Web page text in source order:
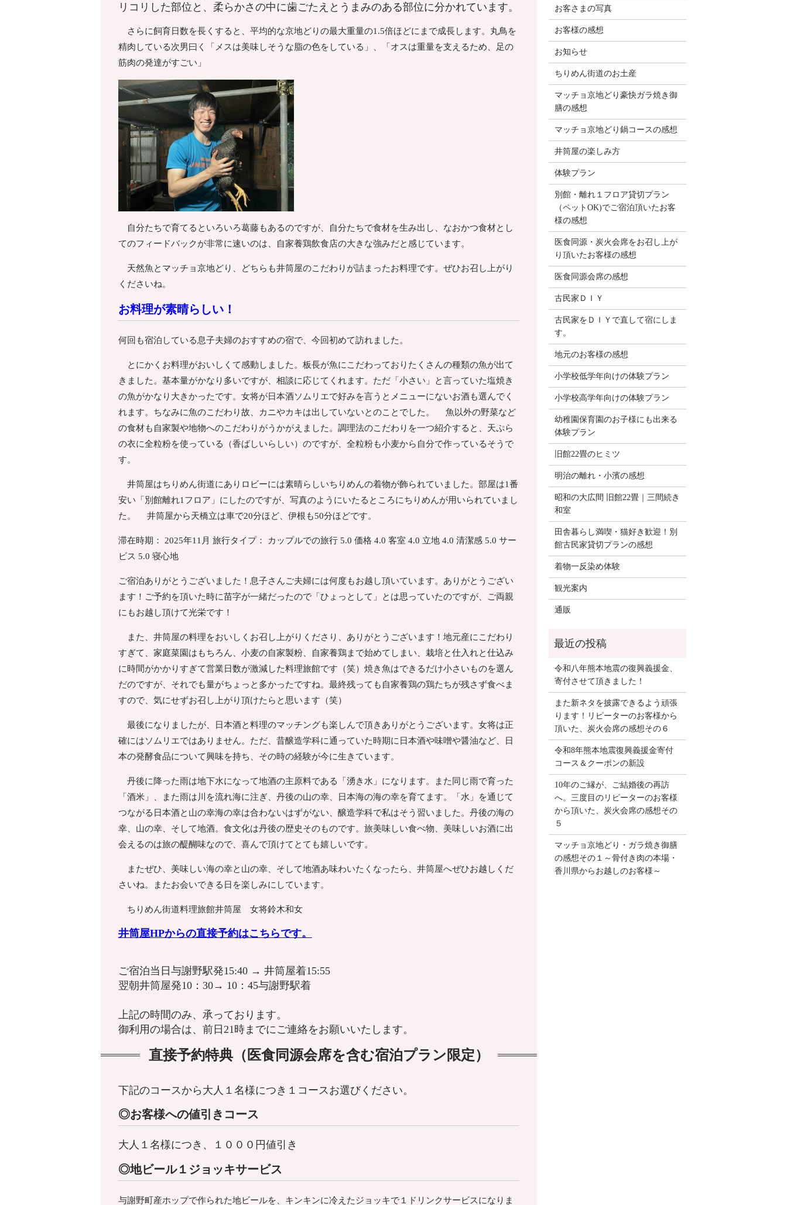
リコリした部位と、柔らかさの中に歯ごたえとうまみのある部位に分かれています。
さらに飼育日数を長くすると、平均的な京地どりの最大重量の1.5倍ほどにまで成長します。丸鳥を
精肉している次男曰く「メスは美味しそうな脂の色をしている」、「オスは重量を支えるため、足の
筋肉の発達がすごい」
自分たちで育てるといろいろ葛藤もあるのですが、自分たちで食材を生み出し、なおかつ食材とし
てのフィードバックが非常に速いのは、自家養鶏飲食店の大きな強みだと感じています。
天然魚とマッチョ京地どり、どちらも井筒屋のこだわりが詰まったお料理です。ぜひお召し上がり
くださいね。
お料理が素晴らしい！
何回も宿泊している息子夫婦のおすすめの宿で、今回初めて訪れました。
とにかくお料理がおいしくて感動しました。板長が魚にこだわっておりたくさんの種類の魚が出て
きました。基本量がかなり多いですが、相談に応じてくれます。ただ「小さい」と言っていた塩焼き
の魚がかなり大きかったです。女将が日本酒ソムリエで好みを言うとメニューにないお酒も選んでく
れます。ちなみに魚のこだわり故、カニやカキは出していないとのことでした。 魚以外の野菜など
の食材も自家製や地物へのこだわりがうかがえました。調理法のこだわりを一つ紹介すると、天ぷら
の衣に全粒粉を使っている（香ばしいらしい）のですが、全粒粉も小麦から自分で作っているそうで
す。
井筒屋はちりめん街道にありロビーには素晴らしいちりめんの着物が飾られていました。部屋は1番
安い「別館離れ1フロア」にしたのですが、写真のようにいたるところにちりめんが用いられていまし
た。 井筒屋から天橋立は車で20分ほど、伊根も50分ほどです。
滞在時期： 2025年11月 旅行タイプ： カップルでの旅行 5.0 価格 4.0 客室 4.0 立地 4.0 清潔感 5.0 サー
ビス 5.0 寝心地
ご宿泊ありがとうございました！息子さんご夫婦には何度もお越し頂いています。ありがとうござい
ます！ご予約を頂いた時に苗字が一緒だったので「ひょっとして」とは思っていたのですが、ご両親
にもお越し頂けて光栄です！
また、井筒屋の料理をおいしくお召し上がりくださり、ありがとうございます！地元産にこだわり
すぎて、家庭菜園はもちろん、小麦の自家製粉、自家養鶏まで始めてしまい、栽培と仕入れと仕込み
に時間がかかりすぎて営業日数が激減した料理旅館です（笑）焼き魚はできるだけ小さいものを選ん
だのですが、それでも量がちょっと多かったですね。最終残っても自家養鶏の鶏たちが残さず食べま
すので、気にせずお召し上がり頂けたらと思います（笑）
最後になりましたが、日本酒と料理のマッチングも楽しんで頂きありがとうございます。女将は正
確にはソムリエではありません。ただ、昔醸造学科に通っていた時期に日本酒や味噌や醤油など、日
本の発酵食品について興味を持ち、その時の経験が今に生きています。
丹後に降った雨は地下水になって地酒の主原料である「湧き水」になります。また同じ雨で育った
「酒米」、また雨は川を流れ海に注ぎ、丹後の山の幸、日本海の海の幸を育てます。「水」を通じて
つながる日本酒と山の幸海の幸は合わないはずがない、醸造学科で私はそう習いました。丹後の海の
幸、山の幸、そして地酒。食文化は丹後の歴史そのものです。旅美味しい食べ物、美味しいお酒に出
会えるのは旅の醍醐味なので、喜んで頂けてとても嬉しいです。
またぜひ、美味しい海の幸と山の幸、そして地酒あ味わいたくなったら、井筒屋へぜひお越しくだ
さいね。またお会いできる日を楽しみにしています。
ちりめん街道料理旅館井筒屋 女将鈴木和女
井筒屋HPからの直接予約はこちらです。
ご宿泊当日与謝野駅発15:40 → 井筒屋着15:55
翌朝井筒屋発10：30→ 10：45与謝野駅着
上記の時間のみ、承っております。
御利用の場合は、前日21時までにご連絡をお願いいたします。
直接予約特典（医食同源会席を含む宿泊プラン限定）
下記のコースから大人１名様につき１コースお選びください。
◎お客様への値引きコース
大人１名様につき、１０００円値引き
◎地ビール１ジョッキサービス
与謝野町産ホップで作られた地ビールを、キンキンに冷えたジョッキで１ドリンクサービスになりま
お客さまの写真
お客様の感想
お知らせ
ちりめん街道のお土産
マッチョ京地どり豪快ガラ焼き御
膳の感想
マッチョ京地どり鍋コースの感想
井筒屋の楽しみ方
体験プラン
別館・離れ１フロア貸切プラン
（ペットOK)でご宿泊頂いたお客
様の感想
医食同源・炭火会席をお召し上が
り頂いたお客様の感想
医食同源会席の感想
古民家ＤＩＹ
古民家をＤＩＹで直して宿にしま
す。
地元のお客様の感想
小学校低学年向けの体験プラン
小学校高学年向けの体験プラン
幼稚園保育園のお子様にも出来る
体験プラン
旧館22畳のヒミツ
明治の離れ・小濱の感想
昭和の大広間 旧館22畳｜三間続き
和室
田舎暮らし満喫・猫好き歓迎！別
館古民家貸切プランの感想
着物一反染め体験
観光案内
通販
令和八年熊本地震の復興義援金、
寄付させて頂きました！
また新ネタを披露できるよう頑張
ります！リピーターのお客様から
頂いた、炭火会席の感想その６
令和8年熊本地震復興義援金寄付
コース＆クーポンの新設
10年のご縁が、ご結婚後の再訪
へ。三度目のリピーターのお客様
から頂いた、炭火会席の感想その
５
マッチョ京地どり・ガラ焼き御膳
の感想その１～骨付き肉の本場・
香川県からお越しのお客様～